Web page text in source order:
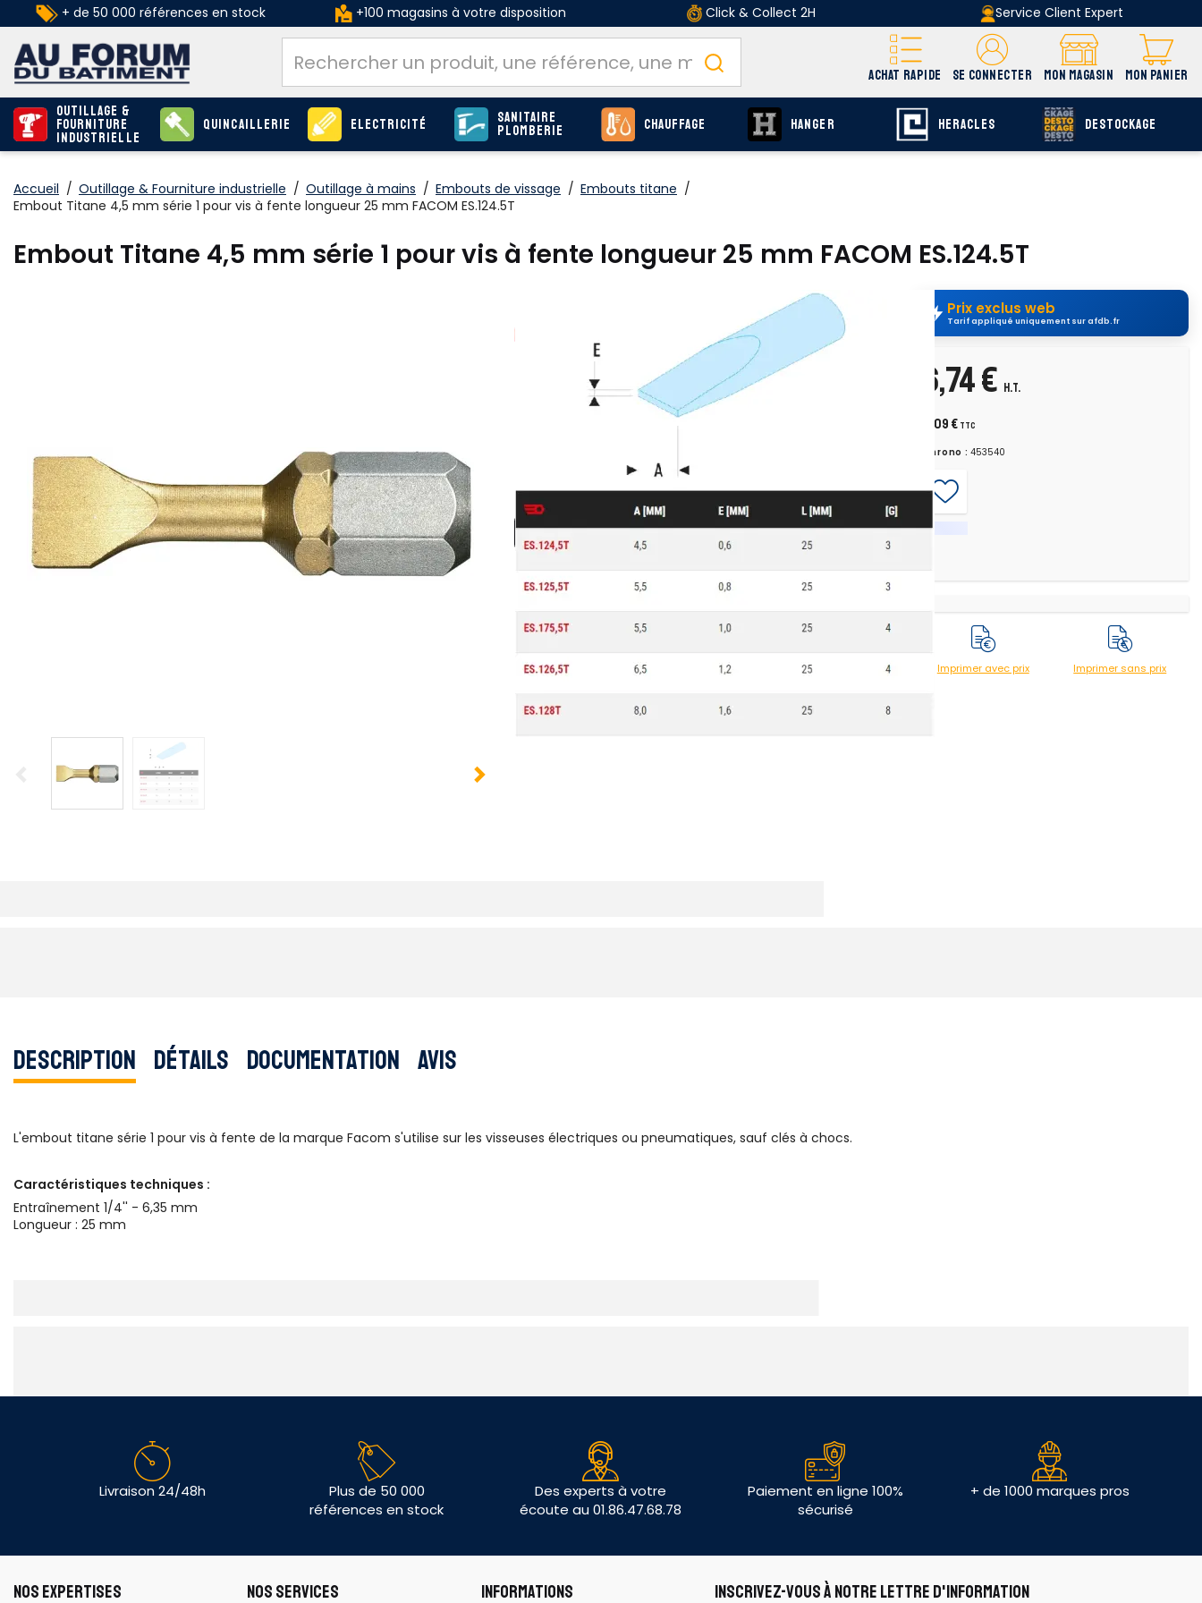
+ de 50 000 références en stock +100 magasins à votre disposition Click & Collect 2H Service Client Expert
ACHAT RAPIDE SE CONNECTER MON MAGASIN MON PANIER
Outillage &
Fourniture
industrielle
Quincaillerie Electricité Sanitaire
Plomberie Chauffage HANGER HERACLES DESTOCKAGE
Accueil / Outillage & Fourniture industrielle / Outillage à mains / Embouts de vissage / Embouts titane /
Embout Titane 4,5 mm série 1 pour vis à fente longueur 25 mm FACOM ES.124.5T
Embout Titane 4,5 mm série 1 pour vis à fente longueur 25 mm FACOM ES.124.5T
Taille d'empreinte :
6 n.c.
Prix exclus web
Tarif appliqué uniquement sur afdb.fr
6,74 € H.T.
8,09 € TTC
Chrono : 453540
Imprimer avec prix Imprimer sans prix
Description Détails Documentation Avis
L'embout titane série 1 pour vis à fente de la marque Facom s'utilise sur les visseuses électriques ou pneumatiques, sauf clés à chocs.
Caractéristiques techniques :
Entraînement 1/4'' - 6,35 mm
Longueur : 25 mm
Livraison 24/48h
Plus de 50 000
références en stock
Des experts à votre
écoute au 01.86.47.68.78
Paiement en ligne 100%
sécurisé
+ de 1000 marques pros
NOS EXPERTISES NOS SERVICES INFORMATIONS INSCRIVEZ-VOUS À NOTRE LETTRE D'INFORMATION